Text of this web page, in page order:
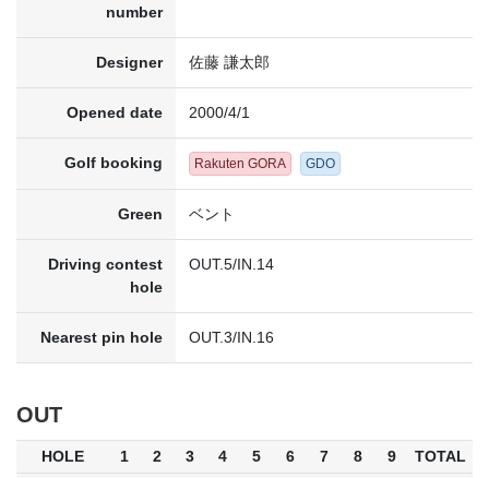
number
Designer 佐藤 謙太郎
Opened date 2000/4/1
Golf booking Rakuten GORA GDO
Green ベント
Driving contest
hole
OUT.5/IN.14
Nearest pin hole OUT.3/IN.16
OUT
HOLE 1 2 3 4 5 6 7 8 9
TOTAL